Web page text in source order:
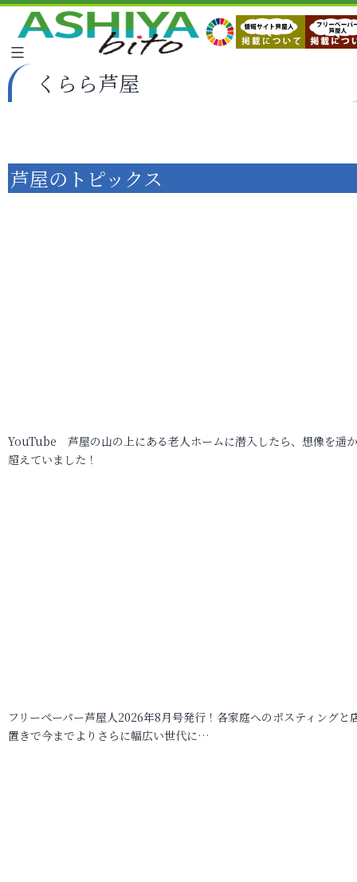
くらら芦屋
芦屋のトピックス
YouTube 芦屋の山の上にある老人ホームに潜入したら、想像を遥
超えていました！
フリーペーパー芦屋人2026年8月号発行！各家庭へのポスティングと
置きで今までよりさらに幅広い世代に…